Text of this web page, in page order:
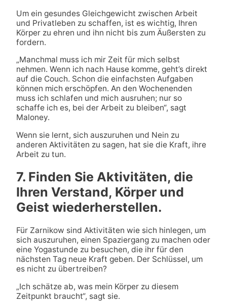
Um ein gesundes Gleichgewicht zwischen Arbeit
und Privatleben zu schaffen, ist es wichtig, Ihren
Körper zu ehren und ihn nicht bis zum Äußersten zu
fordern.
„Manchmal muss ich mir Zeit für mich selbst
nehmen. Wenn ich nach Hause komme, geht’s direkt
auf die Couch. Schon die einfachsten Aufgaben
können mich erschöpfen. An den Wochenenden
muss ich schlafen und mich ausruhen; nur so
schaffe ich es, bei der Arbeit zu bleiben“, sagt
Maloney.
Wenn sie lernt, sich auszuruhen und Nein zu
anderen Aktivitäten zu sagen, hat sie die Kraft, ihre
Arbeit zu tun.
7. Finden Sie Aktivitäten, die
Ihren Verstand, Körper und
Geist wiederherstellen.
Für Zarnikow sind Aktivitäten wie sich hinlegen, um
sich auszuruhen, einen Spaziergang zu machen oder
eine Yogastunde zu besuchen, die ihr für den
nächsten Tag neue Kraft geben. Der Schlüssel, um
es nicht zu übertreiben?
„Ich schätze ab, was mein Körper zu diesem
Zeitpunkt braucht“, sagt sie.